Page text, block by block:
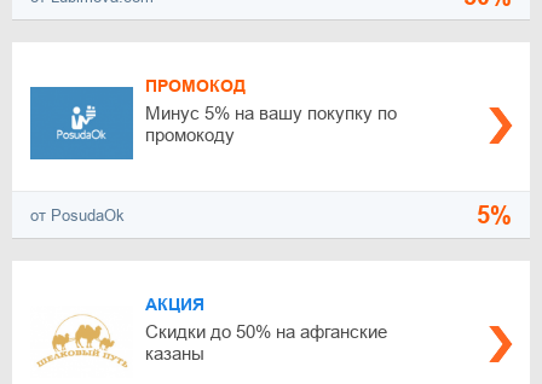
ПРОМОКОД
Минус 5% на вашу покупку по
промокоду
от PosudaOk 5%
АКЦИЯ
Скидки до 50% на афганские
казаны